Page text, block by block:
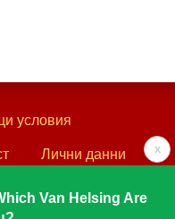
x
Van Helsing Are
условия
Лични данни